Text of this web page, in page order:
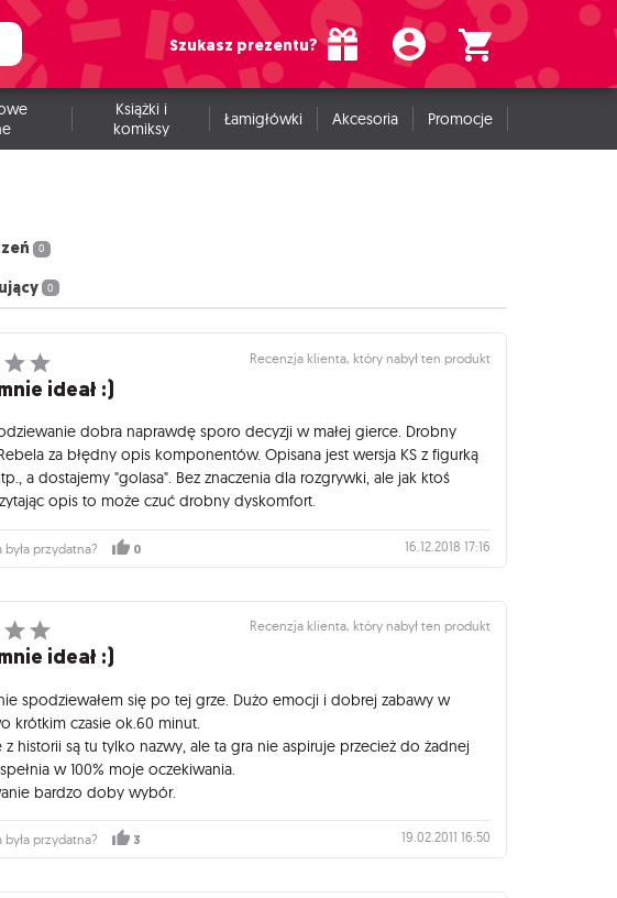
Szukasz prezentu?
Książki i
komiksy
Łamigłówki Akcesoria Promocje
0
0
Recenzja klienta, który nabył ten produkt
ideał :)
dobra naprawdę sporo decyzji w małej gierce. Drobny
za błędny opis komponentów. Opisana jest wersja KS z figurką
a dostajemy "golasa". Bez znaczenia dla rozgrywki, ale jak ktoś
opis to może czuć drobny dyskomfort.
przydatna? 0 16.12.2018 17:16
Recenzja klienta, który nabył ten produkt
ideał :)
spodziewałem się po tej grze. Dużo emocji i dobrej zabawy w
krótkim czasie ok.60 minut.
z historii są tu tylko nazwy, ale ta gra nie aspiruje przecież do żadnej
w 100% moje oczekiwania.
bardzo doby wybór.
przydatna? 3 19.02.2011 16:50